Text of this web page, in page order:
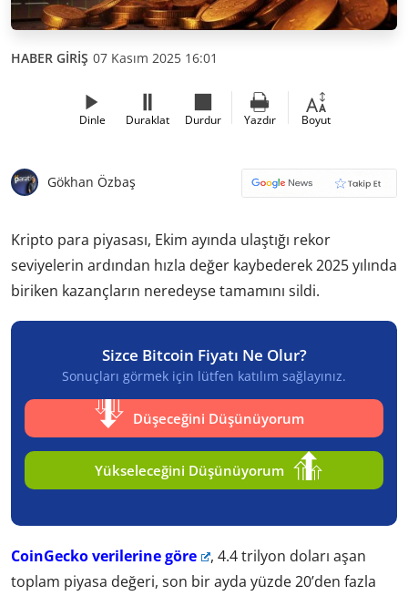
HABER GİRİŞ 07 Kasım 2025 16:01
Dinle Duraklat Durdur Yazdır Boyut
Gökhan Özbaş
Kripto para piyasası, Ekim ayında ulaştığı rekor
seviyelerin ardından hızla değer kaybederek 2025 yılında
biriken kazançların neredeyse tamamını sildi.
Sizce Bitcoin Fiyatı Ne Olur?
Sonuçları görmek için lütfen katılım sağlayınız.
Düşeceğini Düşünüyorum
Yükseleceğini Düşünüyorum
CoinGecko verilerine göre
, 4.4 trilyon doları aşan
toplam piyasa değeri, son bir ayda yüzde 20’den fazla